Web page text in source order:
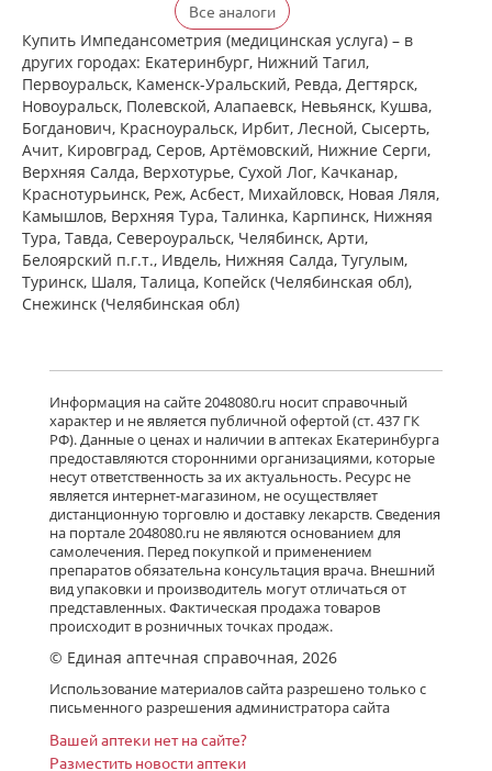
Все аналоги
Купить Импедансометрия (медицинская услуга) – в
других городах: Екатеринбург, Нижний Тагил,
Первоуральск, Каменск-Уральский, Ревда, Дегтярск,
Новоуральск, Полевской, Алапаевск, Невьянск, Кушва,
Богданович, Красноуральск, Ирбит, Лесной, Сысерть,
Ачит, Кировград, Серов, Артёмовский, Нижние Cерги,
Верхняя Салда, Верхотурье, Сухой Лог, Качканар,
Краснотурьинск, Реж, Асбест, Михайловск, Новая Ляля,
Камышлов, Верхняя Тура, Талинка, Карпинск, Нижняя
Тура, Тавда, Североуральск, Челябинск, Арти,
Белоярский п.г.т., Ивдель, Нижняя Салда, Тугулым,
Туринск, Шаля, Талица, Копейск (Челябинская обл),
Снежинск (Челябинская обл)
Информация на сайте 2048080.ru носит справочный
характер и не является публичной офертой (ст. 437 ГК
РФ). Данные о ценах и наличии в аптеках Екатеринбурга
предоставляются сторонними организациями, которые
несут ответственность за их актуальность. Ресурс не
является интернет-магазином, не осуществляет
дистанционную торговлю и доставку лекарств. Сведения
на портале 2048080.ru не являются основанием для
самолечения. Перед покупкой и применением
препаратов обязательна консультация врача. Внешний
вид упаковки и производитель могут отличаться от
представленных. Фактическая продажа товаров
происходит в розничных точках продаж.
© Единая аптечная справочная, 2026
Использование материалов сайта разрешено только с
письменного разрешения администратора сайта
Вашей аптеки нет на сайте?
Разместить новости аптеки